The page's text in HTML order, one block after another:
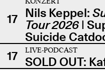
17 Nils Keppel:
Tour 2026|
Suicide
17
LIVE-PODCAST
SOLD OUT: